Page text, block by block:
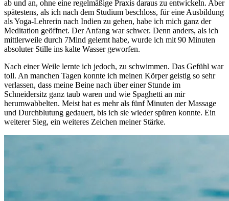
ab und an, ohne eine regelmäßige Praxis daraus zu entwickeln. Aber
spätestens, als ich nach dem Studium beschloss, für eine Ausbildung
als Yoga-Lehrerin nach Indien zu gehen, habe ich mich ganz der
Meditation geöffnet. Der Anfang war schwer. Denn anders, als ich
mittlerweile durch 7Mind gelernt habe, wurde ich mit 90 Minuten
absoluter Stille ins kalte Wasser geworfen.
Nach einer Weile lernte ich jedoch, zu schwimmen. Das Gefühl war
toll. An manchen Tagen konnte ich meinen Körper geistig so sehr
verlassen, dass meine Beine nach über einer Stunde im
Schneidersitz ganz taub waren und wie Spaghetti an mir
herumwabbelten. Meist hat es mehr als fünf Minuten der Massage
und Durchblutung gedauert, bis ich sie wieder spüren konnte. Ein
weiterer Sieg, ein weiteres Zeichen meiner Stärke.